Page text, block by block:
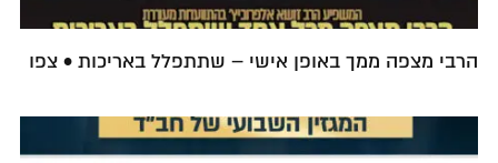
הרבי מצפה ממך באופן אישי – שתתפלל באריכות • צפו